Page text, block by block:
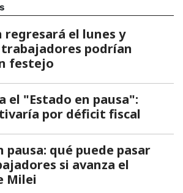
regresará el lunes y
podrían
festejo
el "Estado en pausa":
por déficit fiscal
pausa: qué puede pasar
si avanza el
Milei